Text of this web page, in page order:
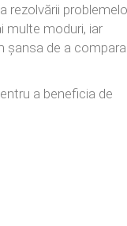
rezolvării
multe moduri, iar
șansa de a compara
a beneficia de